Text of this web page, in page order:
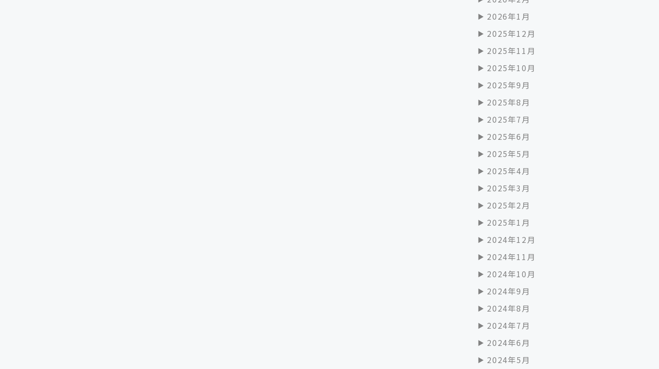
2026年1月
2025年12月
2025年11月
2025年10月
2025年9月
2025年8月
2025年7月
2025年6月
2025年5月
2025年4月
2025年3月
2025年2月
2025年1月
2024年12月
2024年11月
2024年10月
2024年9月
2024年8月
2024年7月
2024年6月
2024年5月